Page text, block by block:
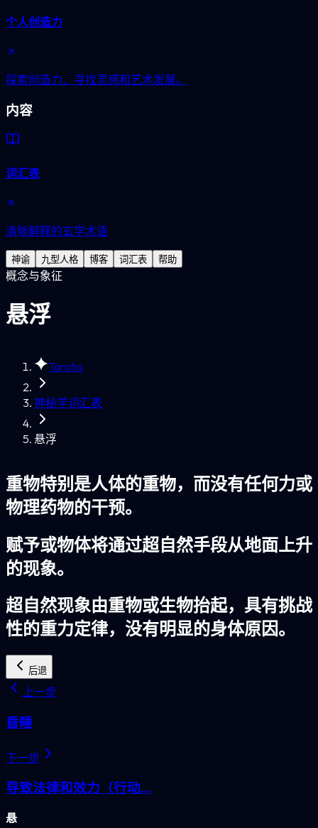
个人创造力
探索创造力、寻找灵感和艺术发展。
内容
词汇表
清晰解释的玄学术语
神谕 九型人格 博客 词汇表 帮助
概念与象征
悬浮
Tarotia
神秘学词汇表
悬浮
重物特别是人体的重物，而没有任何力或
物理药物的干预。
赋予或物体将通过超自然手段从地面上升
的现象。
超自然现象由重物或生物抬起，具有挑战
性的重力定律，没有明显的身体原因。
后退
上一步
昏睡
下一步
导致法律和效力（行动...
悬